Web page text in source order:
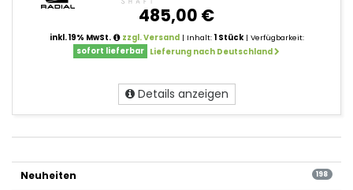
485,00 €
inkl. 19% MwSt. zzgl. Versand| Inhalt: 1 Stück| Verfügbarkeit:
sofort lieferbar
Lieferung nach Deutschland
Details anzeigen
filter
pagination
Neuheiten 198